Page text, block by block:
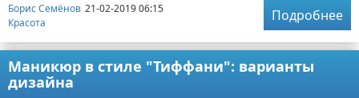
Борис Семёнов 21-02-2019 06:15
Красота
Подробнее
Маникюр в стиле "Тиффани": варианты
дизайна